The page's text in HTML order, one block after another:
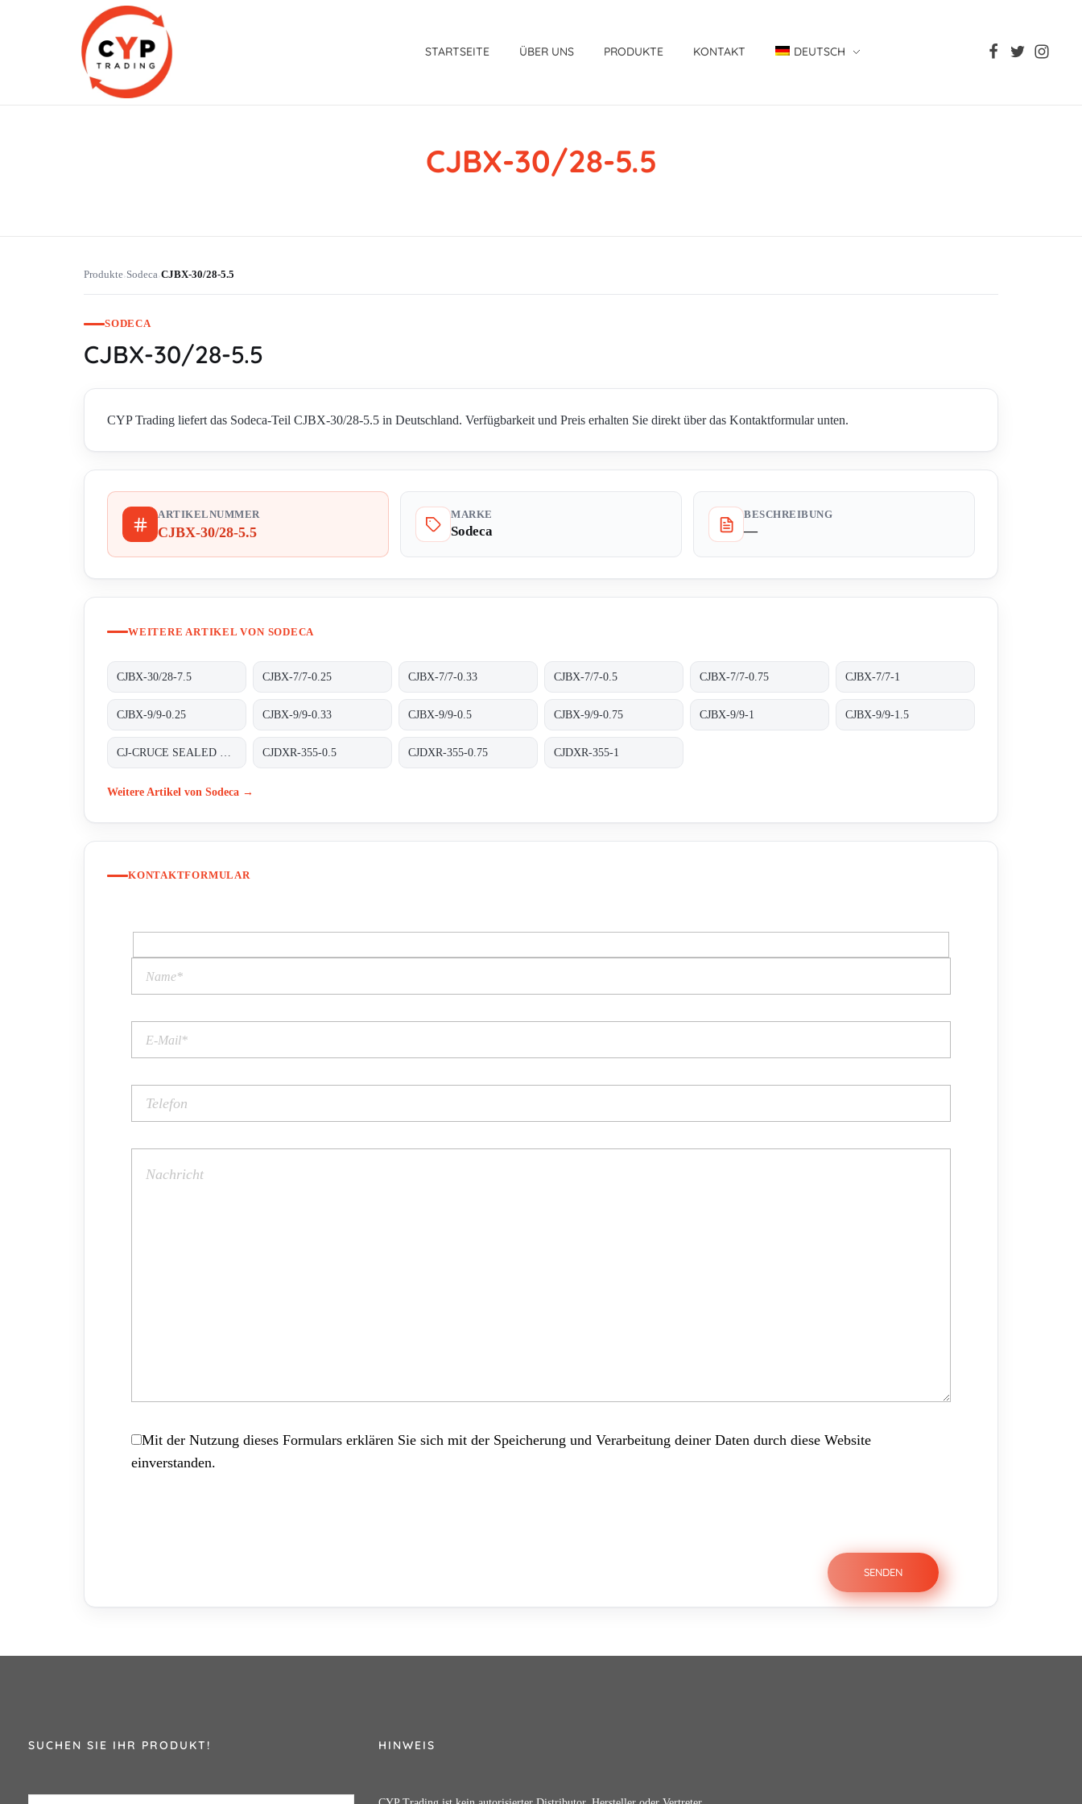
STARTSEITE ÜBER UNS PRODUKTE KONTAKT DEUTSCH
CJBX-30/28-5.5
Produkte›Sodeca›CJBX-30/28-5.5
SODECA
CJBX-30/28-5.5
CYP Trading liefert das Sodeca-Teil CJBX-30/28-5.5 in Deutschland. Verfügbarkeit und Preis erhalten Sie direkt über das Kontaktformular unten.
ARTIKELNUMMER
CJBX-30/28-5.5
MARKE
Sodeca
BESCHREIBUNG
—
WEITERE ARTIKEL VON SODECA
CJBX-30/28-7.5 CJBX-7/7-0.25 CJBX-7/7-0.33 CJBX-7/7-0.5 CJBX-7/7-0.75 CJBX-7/7-1
CJBX-9/9-0.25 CJBX-9/9-0.33 CJBX-9/9-0.5 CJBX-9/9-0.75 CJBX-9/9-1 CJBX-9/9-1.5
CJDXR-355-0.5 CJDXR-355-0.75 CJDXR-355-1
Weitere Artikel von Sodeca →
KONTAKTFORMULAR
Mit der Nutzung dieses Formulars erklären Sie sich mit der Speicherung und Verarbeitung deiner Daten durch diese Website
einverstanden.
SUCHEN SIE IHR PRODUKT! HINWEIS